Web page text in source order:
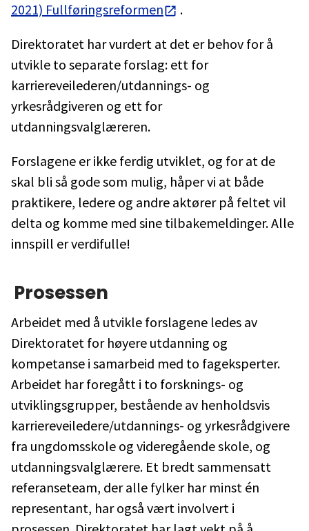
2021) Fullføringsreformen
.
Direktoratet har vurdert at det er behov for å
utvikle to separate forslag: ett for
karriereveilederen/utdannings- og
yrkesrådgiveren og ett for
utdanningsvalglæreren.
Forslagene er ikke ferdig utviklet, og for at de
skal bli så gode som mulig, håper vi at både
praktikere, ledere og andre aktører på feltet vil
delta og komme med sine tilbakemeldinger. Alle
innspill er verdifulle!
Prosessen
Arbeidet med å utvikle forslagene ledes av
Direktoratet for høyere utdanning og
kompetanse i samarbeid med to fageksperter.
Arbeidet har foregått i to forsknings- og
utviklingsgrupper, bestående av henholdsvis
karriereveiledere/utdannings- og yrkesrådgivere
fra ungdomsskole og videregående skole, og
utdanningsvalglærere. Et bredt sammensatt
referanseteam, der alle fylker har minst én
representant, har også vært involvert i